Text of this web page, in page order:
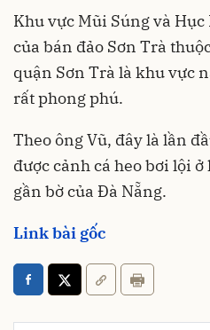
Khu vực Mũi Súng và
của bán đảo Sơn Trà
quận Sơn Trà là khu vực
rất phong phú.
Theo ông Vũ, đây là lần
được cảnh cá heo bơi lội
gần bờ của Đà Nẵng.
Link bài gốc